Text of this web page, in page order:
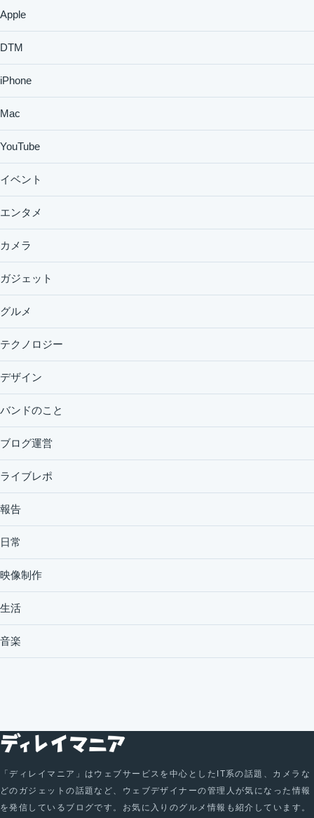
Apple
DTM
iPhone
Mac
YouTube
イベント
エンタメ
カメラ
ガジェット
グルメ
テクノロジー
デザイン
バンドのこと
ブログ運営
ライブレポ
報告
日常
映像制作
生活
音楽
「ディレイマニア」はウェブサービスを中心としたIT系の話題、カメラな
どのガジェットの話題など、ウェブデザイナーの管理人が気になった情報
を発信しているブログです。お気に入りのグルメ情報も紹介しています。